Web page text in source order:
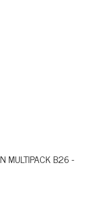
MULTIPACK B26 -